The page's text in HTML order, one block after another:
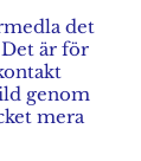
det
är för
genom
mera